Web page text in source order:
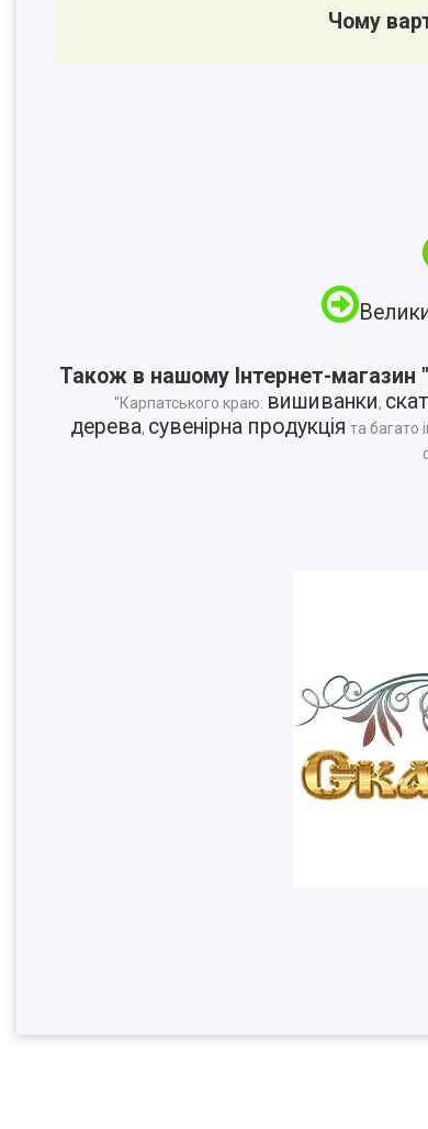
Чому
Також в нашому Інтернет-магазин
"Карпатського краю: вишиванки,
дерева, сувенірна продукція та багато